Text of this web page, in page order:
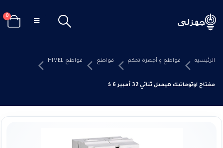
0
الرئيسيه قواطع و أجهزة تحكم قواطع قواطع HIMEL
مفتاح اوتوماتيك هيميل ثنائي 32 أمبير 6 كيلو